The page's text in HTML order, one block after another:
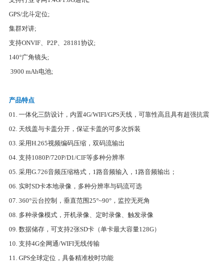
GPS/北斗定位;
集群对讲;
支持ONVIF、P2P、28181协议;
140°广角镜头;
3900 mAh电池;
产品特点
01. 一体化三防设计，内置4G/WIFI/GPS天线，可靠性高且具有超强抗震
02. 天线盖与卡盖分开，保证卡盖的可多次拆装
03. 采用H.265视频编码压缩，双码流输出
04. 支持1080P/720P/D1/CIF等多种分辨率
05. 采用G.726音频压缩格式，1路音频输入，1路音频输出；
06. 实时SD卡本地录像，多种分辨率与码流可选
07. 360°云台控制，垂直范围25°~90°，监控无死角
08. 多种录像模式，开机录像、定时录像、触发录像
09. 数据储存，可支持2张SD卡（单卡最大容量128G）
10. 支持4G全网通/WIFI无线传输
11. GPS全球定位，具备精准校时功能